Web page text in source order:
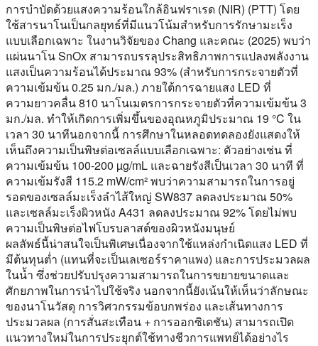
การบำบัดด้วยแสงความร้อนใกล้อินฟราเรด (NIR) (PTT) โดย
ใช้สารนาโนเป็นกลยุทธ์ที่มีแนวโน้มสำหรับการรักษามะเร็ง
แบบเลือกเฉพาะ ในงานวิจัยของ Chang และคณะ (2025) พบว่า
แผ่นนาโน SnOx สามารถบรรลุประสิทธิภาพการแปลงพลังงาน
แสงเป็นความร้อนได้ประมาณ 93% (สำหรับการกระจายตัวที่
ความเข้มข้น 0.25 มก./มล.) ภายใต้การฉายแสง LED ที่
ความยาวคลื่น 810 นาโนเมตรการกระจายตัวที่ความเข้มข้น 3
มก./มล. ทำให้เกิดการเพิ่มขึ้นของอุณหภูมิประมาณ 19 °C ใน
เวลา 30 นาทีนอกจากนี้ การศึกษาในหลอดทดลองยังแสดงให้
เห็นถึงความเป็นพิษต่อเซลล์แบบเลือกเฉพาะ: ตัวอย่างเช่น ที่
ความเข้มข้น 100-200 µg/mL และฉายรังสีเป็นเวลา 30 นาที ที่
ความเข้มรังสี 115.2 mW/cm² พบว่าความสามารถในการอยู่
รอดของเซลล์มะเร็งลำไส้ใหญ่ SW837 ลดลงประมาณ 50%
และเซลล์มะเร็งผิวหนัง A431 ลดลงประมาณ 92% โดยไม่พบ
ความเป็นพิษต่อไฟโบรบลาสต์ของผิวหนังมนุษย์
ผลลัพธ์นี้น่าสนใจเป็นพิเศษเนื่องจากใช้แหล่งกำเนิดแสง LED ที่
มีต้นทุนต่ำ (แทนที่จะเป็นเลเซอร์ราคาแพง) และการประมวลผล
ในน้ำ ซึ่งช่วยปรับปรุงความสามารถในการขยายขนาดและ
ศักยภาพในการนำไปใช้จริง นอกจากนี้ยังเน้นให้เห็นว่าลักษณะ
ของนาโนวัสดุ การวิศวกรรมข้อบกพร่อง และเส้นทางการ
ประมวลผล (การสั่นสะเทือน + การออกซิเดชัน) สามารถเปิด
แนวทางใหม่ในการประยุกต์ใช้ทางชีวการแพทย์ได้อย่างไร